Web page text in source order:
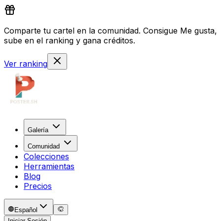
Comparte tu cartel en la comunidad. Consigue Me gusta,
sube en el ranking y gana créditos.
Ver ranking
Galería
Comunidad
Colecciones
Herramientas
Blog
Precios
Español